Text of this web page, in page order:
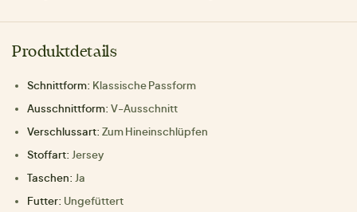
Produktdetails
Schnittform: Klassische Passform
Ausschnittform: V-Ausschnitt
Verschlussart: Zum Hineinschlüpfen
Stoffart: Jersey
Taschen: Ja
Futter: Ungefüttert